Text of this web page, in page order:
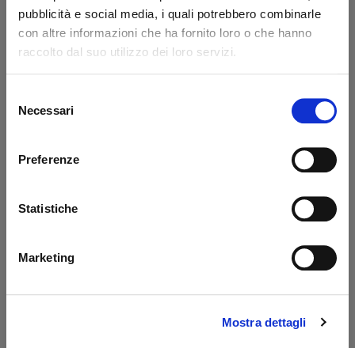
pubblicità e social media, i quali potrebbero combinarle
con altre informazioni che ha fornito loro o che hanno
raccolto dal suo utilizzo dei loro servizi.
delNecessari
Preferenze
Statistiche
Marketing
Mostra dettagli
Codice: 14217L
€ 371,85
Acquista
Codice: 14218L
€ 776,85
PBS Palfinger - MBB